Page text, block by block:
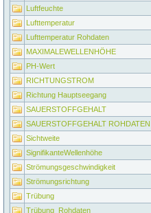
Luftfeuchte
Lufttemperatur
Lufttemperatur Rohdaten
MAXIMALEWELLENHÖHE
PH-Wert
RICHTUNGSTROM
Richtung Hauptseegang
SAUERSTOFFGEHALT
SAUERSTOFFGEHALT ROHDATEN
Sichtweite
SignifikanteWellenhöhe
Strömungsgeschwindigkeit
Strömungsrichtung
Trübung
Trübung_Rohdaten